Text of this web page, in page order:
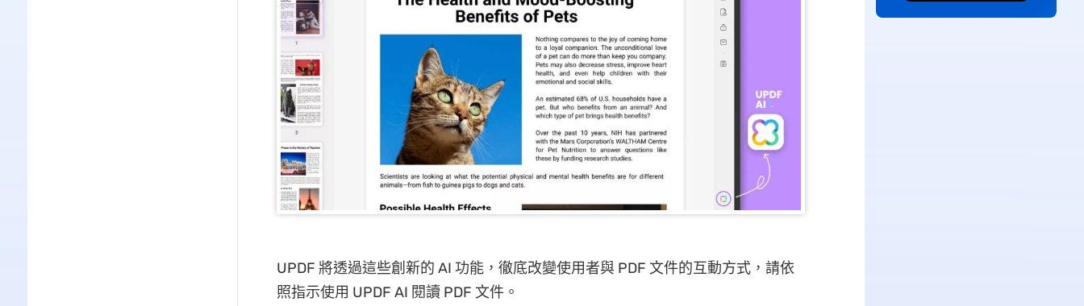
UPDF 將透過這些創新的 AI 功能，徹底改變使用者與 PDF 文件的互動方式，請依
照指示使用 UPDF AI 閱讀 PDF 文件。